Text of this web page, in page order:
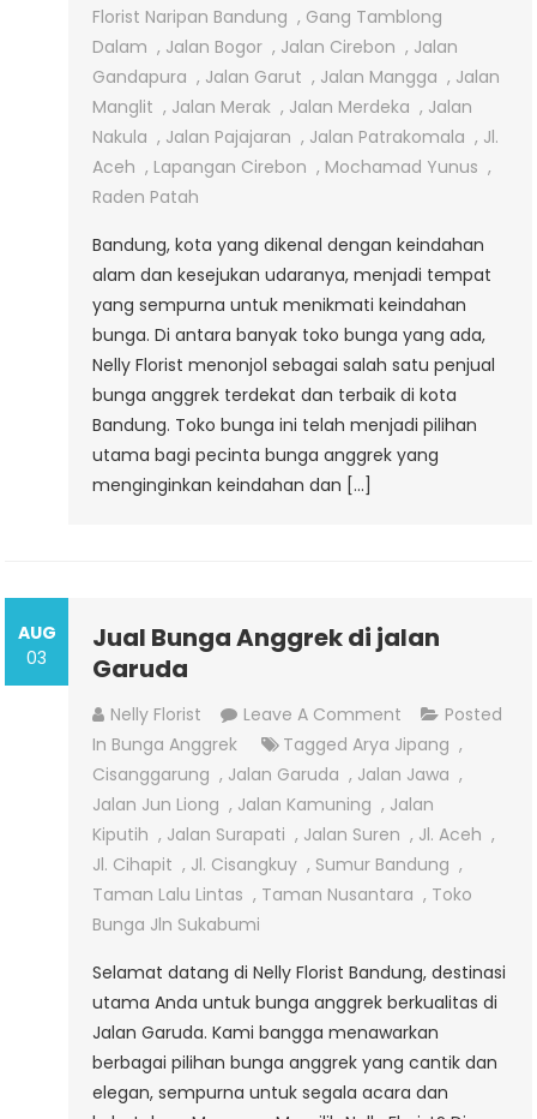
Bunga
Anggrek
Terdekat
Di
Bandung
Florist Naripan Bandung , Gang Tamblong
Dalam , Jalan Bogor , Jalan Cirebon , Jalan
Gandapura , Jalan Garut , Jalan Mangga , Jalan
Manglit , Jalan Merak , Jalan Merdeka , Jalan
Nakula , Jalan Pajajaran , Jalan Patrakomala , Jl.
Aceh , Lapangan Cirebon , Mochamad Yunus ,
Raden Patah
Bandung, kota yang dikenal dengan keindahan
alam dan kesejukan udaranya, menjadi tempat
yang sempurna untuk menikmati keindahan
bunga. Di antara banyak toko bunga yang ada,
Nelly Florist menonjol sebagai salah satu penjual
bunga anggrek terdekat dan terbaik di kota
Bandung. Toko bunga ini telah menjadi pilihan
utama bagi pecinta bunga anggrek yang
menginginkan keindahan dan […]
AUG
03
Jual Bunga Anggrek di jalan
Garuda
Nelly Florist Leave A Comment On
Jual
Bunga
Anggrek
Di
Jalan
Garuda
Posted
In Bunga Anggrek TaggedArya Jipang ,
Cisanggarung , Jalan Garuda , Jalan Jawa ,
Jalan Jun Liong , Jalan Kamuning , Jalan
Kiputih , Jalan Surapati , Jalan Suren , Jl. Aceh ,
Jl. Cihapit , Jl. Cisangkuy , Sumur Bandung ,
Taman Lalu Lintas , Taman Nusantara , Toko
Bunga Jln Sukabumi
Selamat datang di Nelly Florist Bandung, destinasi
utama Anda untuk bunga anggrek berkualitas di
Jalan Garuda. Kami bangga menawarkan
berbagai pilihan bunga anggrek yang cantik dan
elegan, sempurna untuk segala acara dan